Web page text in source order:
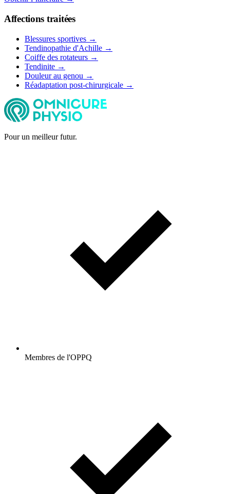
Affections traitées
Blessures sportives →
Tendinopathie d'Achille →
Coiffe des rotateurs →
Tendinite →
Douleur au genou →
Réadaptation post-chirurgicale →
Pour un meilleur futur.
Membres de l'OPPQ